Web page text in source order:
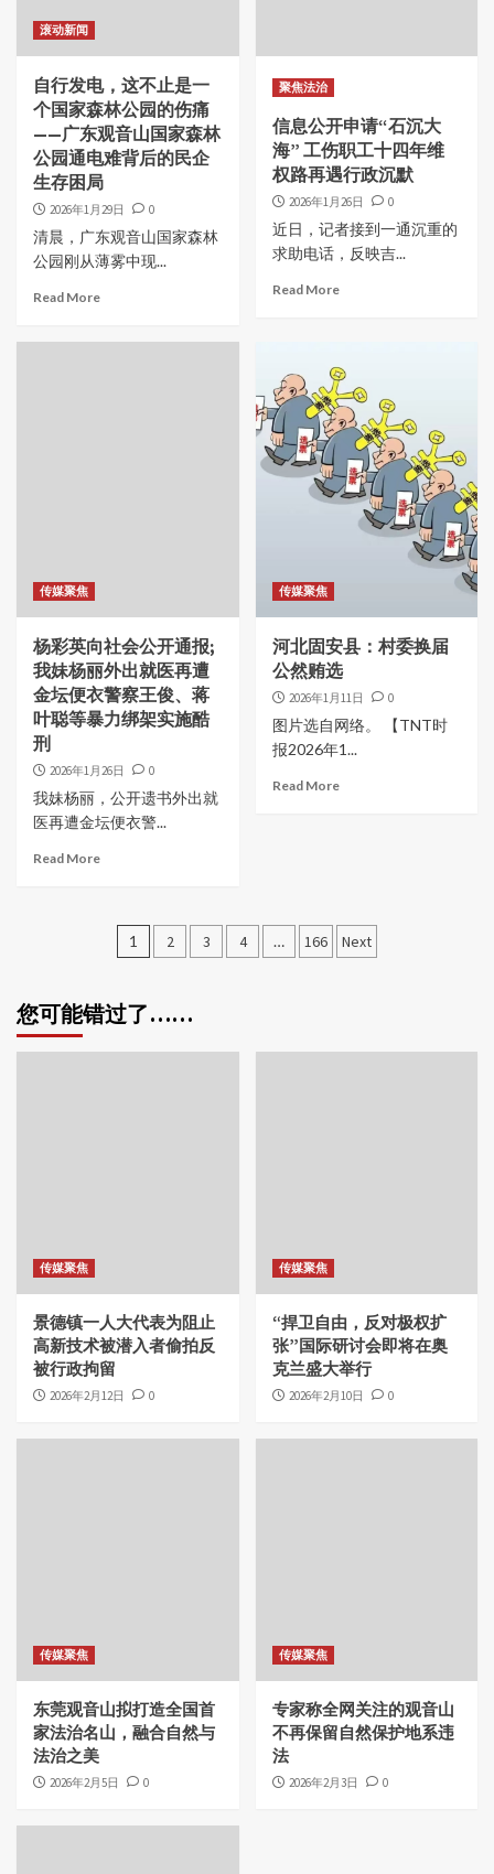
滚动新闻
自行发电，这不止是一
个国家森林公园的伤痛
——广东观音山国家森林
公园通电难背后的民企
生存困局
2026年1月29日 0
清晨，广东观音山国家森林
公园刚从薄雾中现...
Read More
聚焦法治
信息公开申请“石沉大
海” 工伤职工十四年维
权路再遇行政沉默
2026年1月26日 0
近日，记者接到一通沉重的
求助电话，反映吉...
Read More
传媒聚焦
杨彩英向社会公开通报;
我妹杨丽外出就医再遭
金坛便衣警察王俊、蒋
叶聪等暴力绑架实施酷
刑
2026年1月26日 0
我妹杨丽，公开遗书外出就
医再遭金坛便衣警...
Read More
传媒聚焦
河北固安县：村委换届
公然贿选
2026年1月11日 0
图片选自网络。 【TNT时
报2026年1...
Read More
文
分
页
1 2 3 4 … 166 Next
您可能错过了……
传媒聚焦
景德镇一人大代表为阻止
高新技术被潜入者偷拍反
被行政拘留
2026年2月12日 0
传媒聚焦
“捍卫自由，反对极权扩
张”国际研讨会即将在奥
克兰盛大举行
2026年2月10日 0
传媒聚焦
东莞观音山拟打造全国首
家法治名山，融合自然与
法治之美
2026年2月5日 0
传媒聚焦
专家称全网关注的观音山
不再保留自然保护地系违
法
2026年2月3日 0